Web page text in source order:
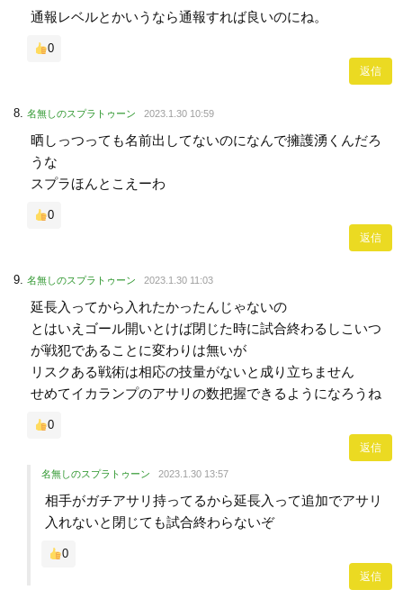
通報レベルとかいうなら通報すれば良いのにね。
0
返信
名無しのスプラトゥーン 2023.1.30 10:59
晒しっつっても名前出してないのになんで擁護湧くんだろ
うな
スプラほんとこえーわ
0
返信
名無しのスプラトゥーン 2023.1.30 11:03
延長入ってから入れたかったんじゃないの
とはいえゴール開いとけば閉じた時に試合終わるしこいつ
が戦犯であることに変わりは無いが
リスクある戦術は相応の技量がないと成り立ちません
せめてイカランプのアサリの数把握できるようになろうね
0
返信
名無しのスプラトゥーン 2023.1.30 13:57
相手がガチアサリ持ってるから延長入って追加でアサリ
入れないと閉じても試合終わらないぞ
0
返信